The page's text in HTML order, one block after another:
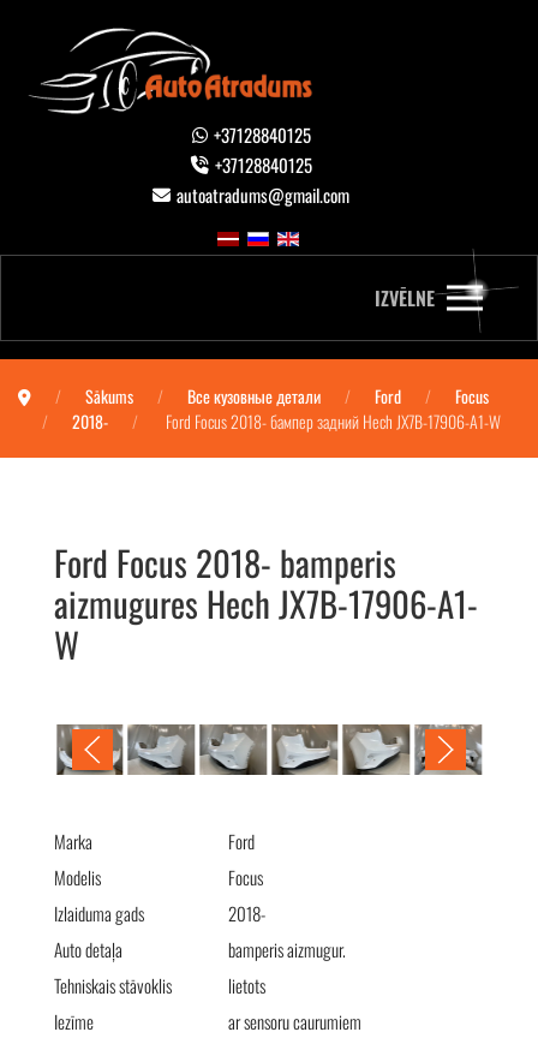
+37128840125
+37128840125
autoatradums@gmail.com
IZVĒLNE
Sākums Все кузовные детали Ford
Focus
2018-
Ford Focus 2018- бампер задний Hech JX7B-17906-A1-W
Ford Focus 2018- bamperis
aizmugures Hech JX7B-17906-A1-
W
Marka
Ford
Modelis
Focus
Izlaiduma gads
2018-
Auto detaļa
bamperis aizmugur.
Tehniskais stāvoklis
lietots
Iezīme
ar sensoru caurumiem